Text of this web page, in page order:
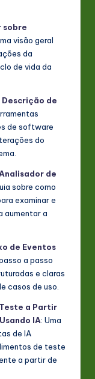
sobre
visão geral
da
de vida da
Descrição de
de software
do
de
sobre como
examinar e
aumentar a
de Eventos
a passo
e claras
casos de uso.
a Partir
IA: Uma
de IA
de teste
a partir de